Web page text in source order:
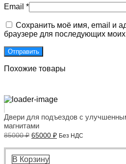
Email *
Сохранить моё имя, email и
браузере для последующих
Похожие товары
Двери для подъездов с
магнитами
85000₽ Первоначальная
составляла
85000 ₽.
65000 ₽Текущая
65000 ₽.
Без НДС
В Корзину